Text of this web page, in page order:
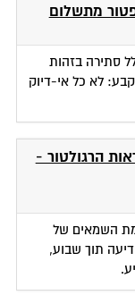
מתשלום
סתירה בזהות
לא כל אי-דיוק
הרגולטור -
השמאים של
תוך שבוע,